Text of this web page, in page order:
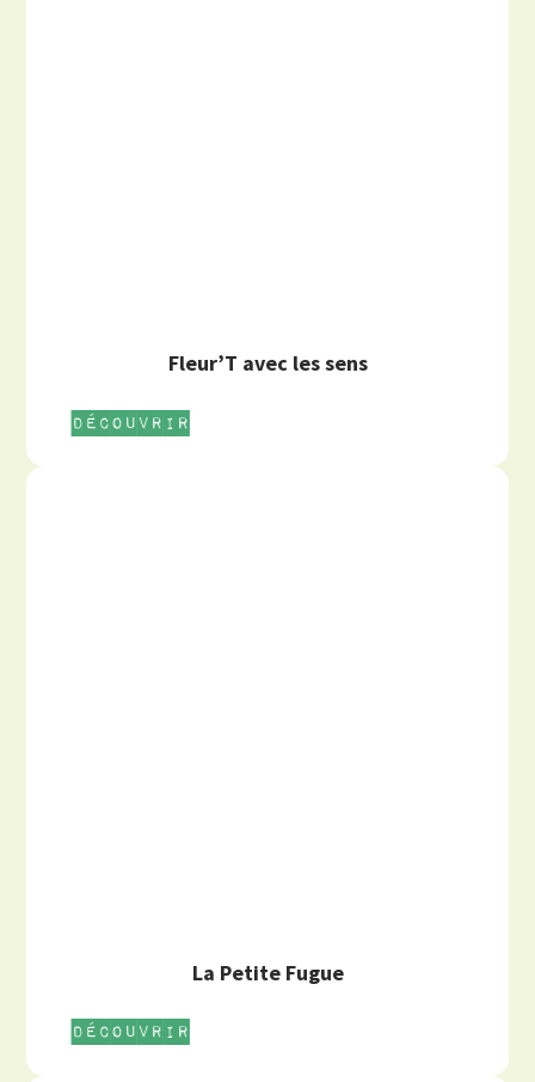
Fleur’T avec les sens
Découvrir
La Petite Fugue
Découvrir